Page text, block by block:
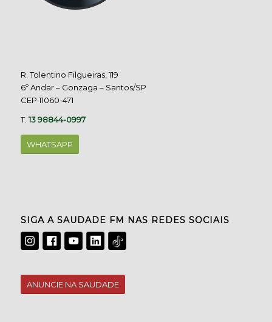
R. Tolentino Filgueiras, 119
6º Andar – Gonzaga – Santos/SP
CEP 11060-471
T.13 98844-0997
WHATSAPP
SIGA A SAUDADE FM NAS REDES SOCIAIS
ANUNCIE NA SAUDADE